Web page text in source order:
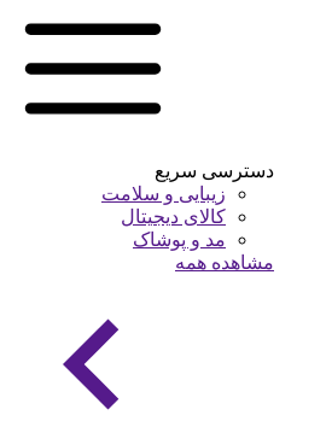
دسترسی سریع
زیبایی و سلامت
کالای دیجیتال
مد و پوشاک
مشاهده همه